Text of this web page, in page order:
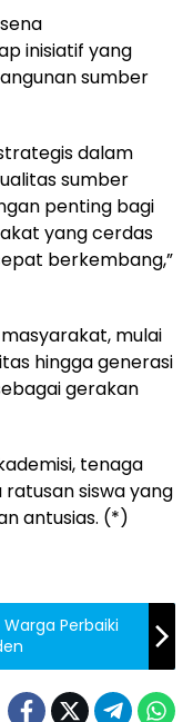
inisiatif yang
sumber
dalam
sumber
penting bagi
yang cerdas
berkembang,”
mulai
hingga generasi
gerakan
tenaga
siswa yang
antusias. (*)
Perbaiki